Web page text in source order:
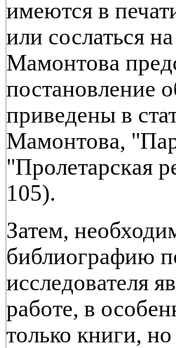
имеются в
или сослаться
Мамонтова
постановление
приведены в
Мамонтова,
"Пролетарская
105).
Затем,
библиографию
исследователя
работе, в
только книги,